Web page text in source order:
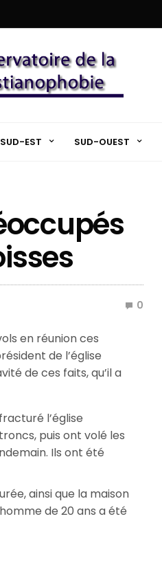
SUD-EST SUD-OUEST
0
en réunion ces
de l’église
de ces faits, qu’il a
l’église
puis ont volé les
Ils ont été
ainsi que la maison
de 20 ans a été